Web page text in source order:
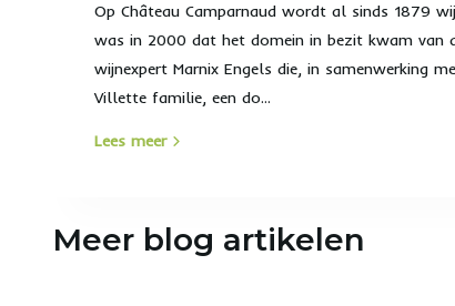
Op Château Camparnaud wordt al sinds 1879
was in 2000 dat het domein in bezit kwam van
wijnexpert Marnix Engels die, in samenwerking
Villette familie, een do...
Lees meer
Meer blog artikelen